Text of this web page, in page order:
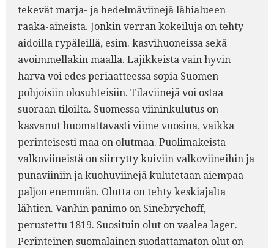
tekevät marja- ja hedelmäviinejä lähialueen
raaka-aineista. Jonkin verran kokeiluja on tehty
aidoilla rypäleillä, esim. kasvihuoneissa sekä
avoimmellakin maalla. Lajikkeista vain hyvin
harva voi edes periaatteessa sopia Suomen
pohjoisiin olosuhteisiin. Tilaviinejä voi ostaa
suoraan tiloilta. Suomessa viininkulutus on
kasvanut huomattavasti viime vuosina, vaikka
perinteisesti maa on olutmaa. Puolimakeista
valkoviineistä on siirrytty kuiviin valkoviineihin ja
punaviiniin ja kuohuviinejä kulutetaan aiempaa
paljon enemmän. Olutta on tehty keskiajalta
lähtien. Vanhin panimo on Sinebrychoff,
perustettu 1819. Suosituin olut on vaalea lager.
Perinteinen suomalainen suodattamaton olut on